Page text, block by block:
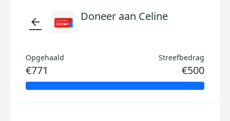
arrow_back Doneer aan Celine
Opgehaald
€771
Streefbedrag
€500